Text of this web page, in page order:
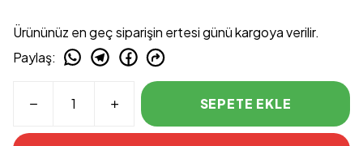
Ürününüz en geç siparişin ertesi günü kargoya verilir.
Paylaş:
SEPETE EKLE